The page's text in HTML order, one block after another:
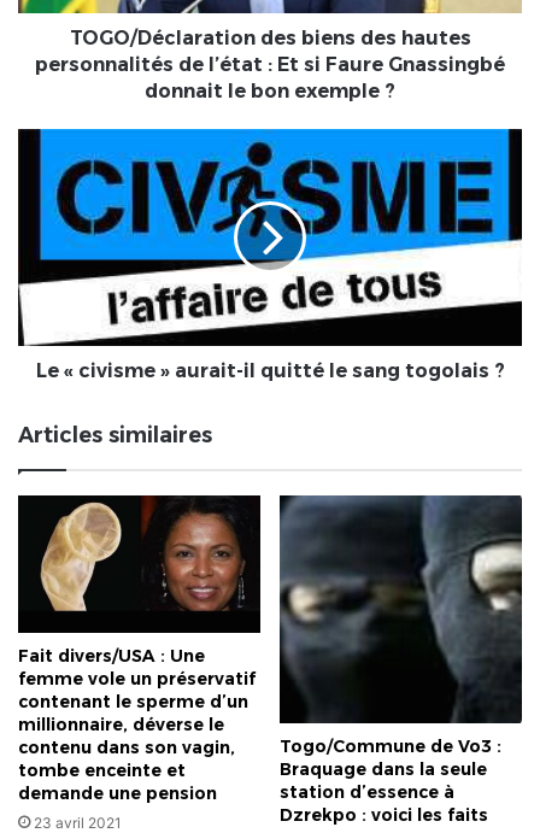
:
exemple
TOGO/Déclaration des biens des hautes
personnalités de l’état : Et si Faure Gnassingbé
donnait le bon exemple ?
civisme
quitté
le
sang
togolais
Le « civisme » aurait-il quitté le sang togolais ?
Articles similaires
Fait divers/USA : Une
femme vole un préservatif
contenant le sperme d’un
millionnaire, déverse le
contenu dans son vagin,
tombe enceinte et
demande une pension
23 avril 2021
Togo/Commune de Vo3 :
Braquage dans la seule
station d’essence à
Dzrekpo : voici les faits